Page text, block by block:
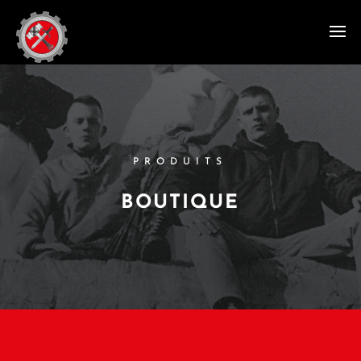
PRODUITS
BOUTIQUE